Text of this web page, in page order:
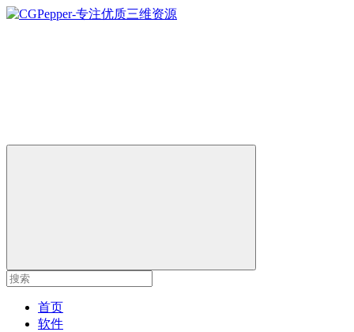
首页
软件